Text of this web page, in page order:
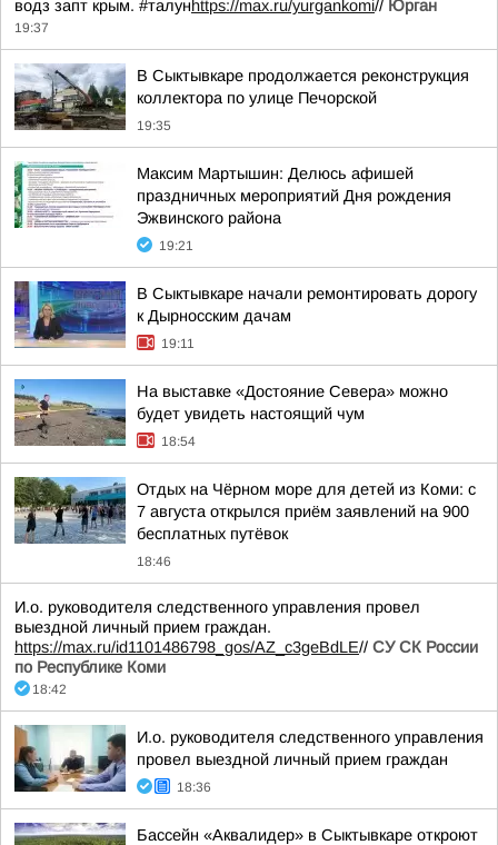
водз запт крым. #талунhttps://max.ru/yurgankomi// Юрган
19:37
В Сыктывкаре продолжается реконструкция
коллектора по улице Печорской
19:35
Максим Мартышин: Делюсь афишей
праздничных мероприятий Дня рождения
Эжвинского района
19:21
В Сыктывкаре начали ремонтировать дорогу
к Дырносским дачам
19:11
На выставке «Достояние Севера» можно
будет увидеть настоящий чум
18:54
Отдых на Чёрном море для детей из Коми: с
7 августа открылся приём заявлений на 900
бесплатных путёвок
18:46
И.о. руководителя следственного управления провел
выездной личный прием граждан.
https://max.ru/id1101486798_gos/AZ_c3geBdLE// СУ СК России
по Республике Коми
18:42
И.о. руководителя следственного управления
провел выездной личный прием граждан
18:36
Бассейн «Аквалидер» в Сыктывкаре откроют